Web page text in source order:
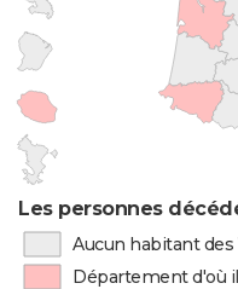
Les personnes
Aucun habitant
Département d'où